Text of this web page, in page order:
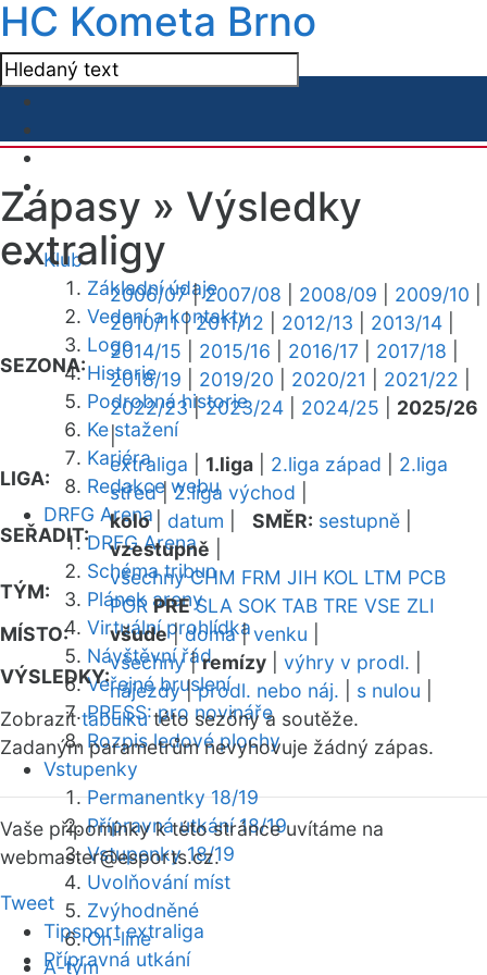
HC Kometa Brno
Klub
Základní údaje
Vedení a kontakty
Logo
Historie
Podrobná historie
Ke stažení
Kariéra
Redakce webu
DRFG Arena
DRFG Arena
Schéma tribun
Plánek areny
Virtuální prohlídka
Návštěvní řád
Veřejné bruslení
PRESS: pro novináře
Rozpis ledové plochy
Vstupenky
Permanentky 18/19
Přípravná utkání 18/19
Vstupenky 18/19
Uvolňování míst
Zvýhodněné
On-line
A-tým
Zápasy » Výsledky
extraligy
SEZONA:
2006/07|2007/08 2008/09 2009/10
2010/11|2011/12 2012/13 2013/14
2014/15
2015/16 2016/17 2017/18
2018/19
2019/20 2020/21 2021/22
2022/23|2023/24 2024/25
2025/26
|
LIGA:
extraliga 1.liga 2.liga západ
2.liga
střed|2.liga východ
SEŘADIT:
kolo| datum SMĚR: sestupně
vzestupně
TÝM:
všechny CHM FRM JIH KOL LTM PCB
POR PRE SLA SOK TAB TRE VSE ZLI
MÍSTO:
všude|doma|venku
VÝSLEDKY:
všechny|remízy výhry v prodl.
nájezdy|prodl. nebo náj. s nulou
Zobrazittabulkutéto sezóny a soutěže.
Zadaným parametrům nevyhovuje žádný zápas.
Vaše připomínky k této stránce uvítáme na
webmaster@esports.cz.
Tweet
Tipsport extraliga
Přípravná utkání